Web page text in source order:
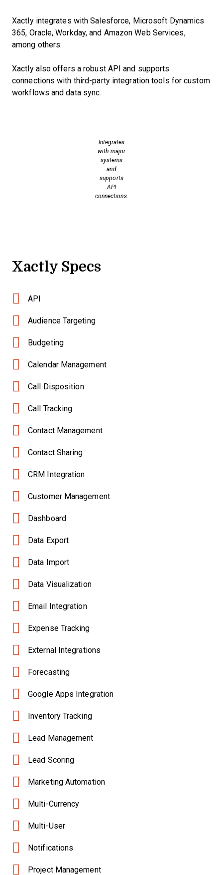
Xactly integrates with Salesforce, Microsoft Dynamics
365, Oracle, Workday, and Amazon Web Services,
among others.
Xactly also offers a robust API and supports
connections with third-party integration tools for custom
workflows and data sync.
Integrates
with major
systems
and
supports
API
connections.
Xactly Specs
API
Audience Targeting
Budgeting
Calendar Management
Call Disposition
Call Tracking
Contact Management
Contact Sharing
CRM Integration
Customer Management
Dashboard
Data Export
Data Import
Data Visualization
Email Integration
Expense Tracking
External Integrations
Forecasting
Google Apps Integration
Inventory Tracking
Lead Management
Lead Scoring
Marketing Automation
Multi-Currency
Multi-User
Notifications
Project Management